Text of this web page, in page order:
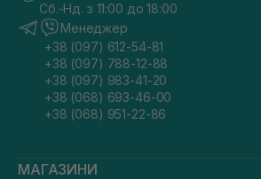
Сб.-Нд. з 11:00 до 18:00
Менеджер
+38 (097) 612-54-81
+38 (097) 788-12-88
+38 (097) 983-41-20
+38 (068) 693-46-00
+38 (068) 951-22-86
МАГАЗИНИ